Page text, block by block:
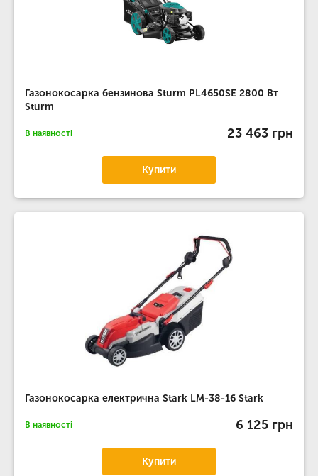
Газонокосарка бензинова Sturm PL4650SE 2800 Вт
Sturm
В наявності 23 463 грн
Купити
Газонокосарка електрична Stark LM-38-16 Stark
В наявності 6 125 грн
Купити